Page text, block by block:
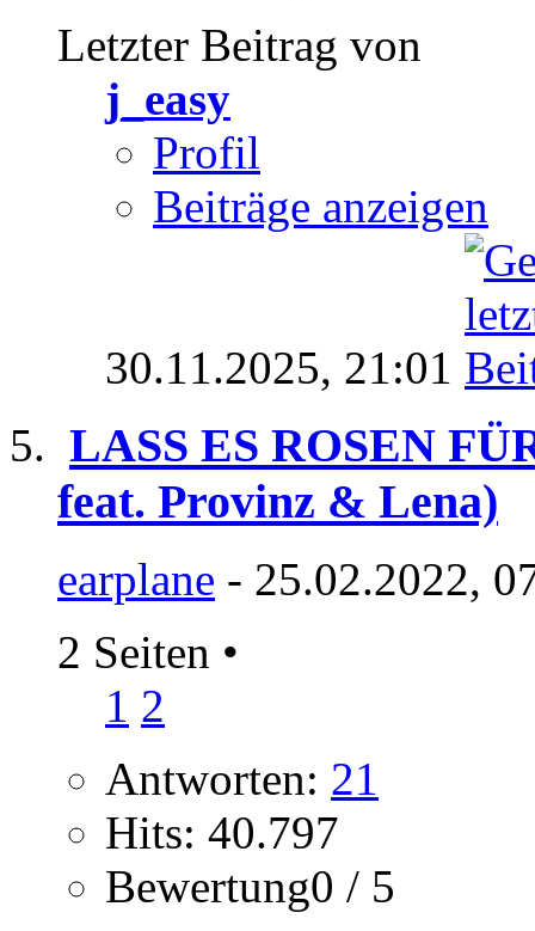
Letzter Beitrag von
j_easy
Profil
Beiträge anzeigen
30.11.2025, 21:01
LASS ES ROSEN
feat. Provinz & Lena)
earplane - 25.02.2022,
2 Seiten •
1 2
Antworten: 21
Hits: 40.797
Bewertung0 / 5